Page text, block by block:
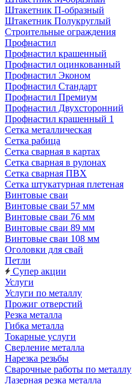
Штакетник П-образный
Штакетник Полукруглый
Строительные ограждения
Профнастил
Профнастил крашенный
Профнастил оцинкованный
Профнастил Эконом
Профнастил Стандарт
Профнастил Премиум
Профнастил Двухсторонний
Профнастил крашенный 1
Сетка металлическая
Сетка рабица
Сетка сварная в картах
Сетка сварная в рулонах
Сетка сварная ПВХ
Сетка штукатурная плетеная
Винтовые сваи
Винтовые сваи 57 мм
Винтовые сваи 76 мм
Винтовые сваи 89 мм
Винтовые сваи 108 мм
Оголовки для свай
Петли
Супер акции
Услуги
Услуги по металлу
Прожиг отверстий
Резка металла
Гибка металла
Токарные услуги
Сверление металла
Нарезка резьбы
Сварочные работы по металлу
Лазерная резка металла